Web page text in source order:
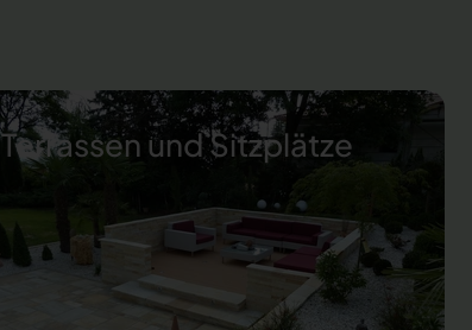
Terrassen und Sitzplätze